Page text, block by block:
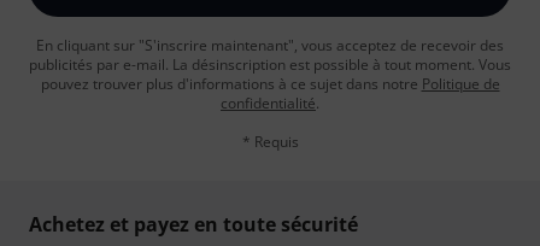
En cliquant sur "S'inscrire maintenant", vous acceptez de recevoir des
publicités par e-mail. La désinscription est possible à tout moment. Vous
pouvez trouver plus d'informations à ce sujet dans notre Politique de
confidentialité.
* Requis
Achetez et payez en toute sécurité